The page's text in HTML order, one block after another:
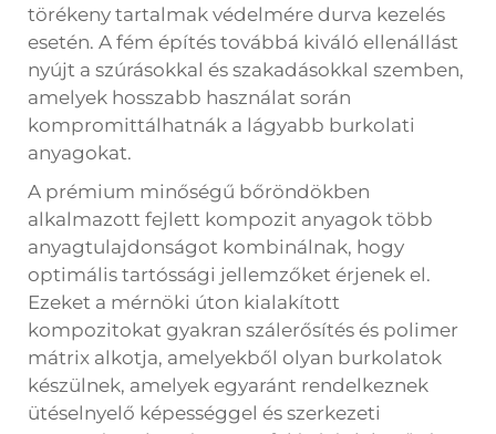
törékeny tartalmak védelmére durva kezelés
esetén. A fém építés továbbá kiváló ellenállást
nyújt a szúrásokkal és szakadásokkal szemben,
amelyek hosszabb használat során
kompromittálhatnák a lágyabb burkolati
anyagokat.
A prémium minőségű bőröndökben
alkalmazott fejlett kompozit anyagok több
anyagtulajdonságot kombinálnak, hogy
optimális tartóssági jellemzőket érjenek el.
Ezeket a mérnöki úton kialakított
kompozitokat gyakran szálerősítés és polimer
mátrix alkotja, amelyekből olyan burkolatok
készülnek, amelyek egyaránt rendelkeznek
ütéselnyelő képességgel és szerkezeti